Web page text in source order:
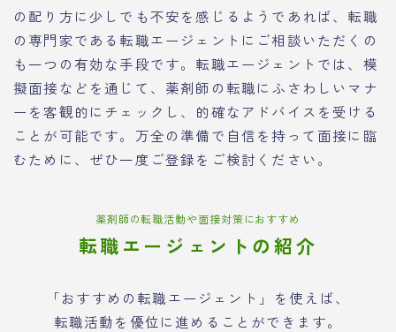
の配り方に少しでも不安を感じるようであれば、転職
の専門家である転職エージェントにご相談いただくの
も一つの有効な手段です。転職エージェントでは、模
擬面接などを通じて、薬剤師の転職にふさわしいマナ
ーを客観的にチェックし、的確なアドバイスを受ける
ことが可能です。万全の準備で自信を持って面接に臨
むために、ぜひ一度ご登録をご検討ください。
薬剤師の転職活動や面接対策におすすめ
転職エージェントの紹介
「おすすめの転職エージェント」を使えば、
転職活動を優位に進めることができます。